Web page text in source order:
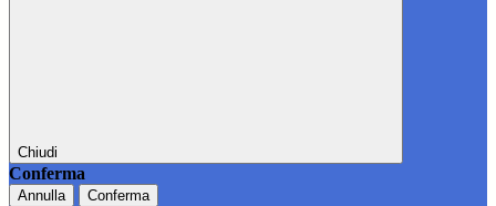
Chiudi
Conferma
Annulla Conferma